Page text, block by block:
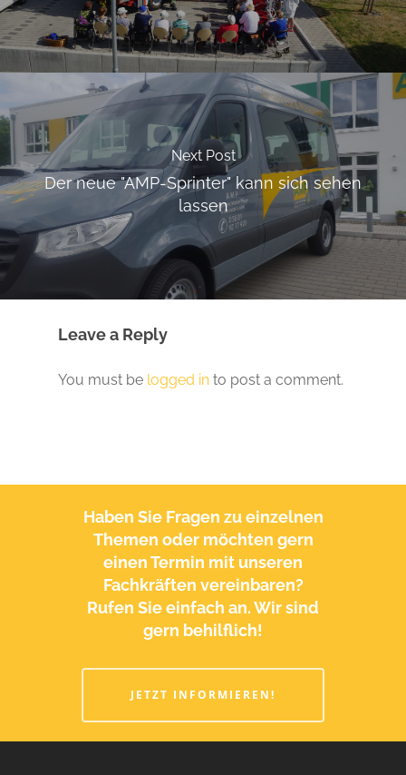
Next Post
Der neue "AMP-Sprinter" kann sich sehen
lassen
Leave a Reply
You must be logged in to post a comment.
Haben Sie Fragen zu einzelnen
Themen oder möchten gern
einen Termin mit unseren
Fachkräften vereinbaren?
Rufen Sie einfach an. Wir sind
gern behilflich!
JETZT INFORMIEREN!
Neuigkeiten
Foto-Galerie
Galerie 2025
Galerie 2024
Galerie 2021
Karriere
Arbeiten bei AMP in
Jetzt bewerben!
Kontakt